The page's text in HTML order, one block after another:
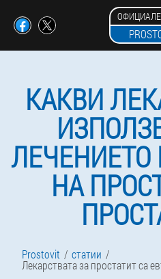
КАКВИ
НА
Prostovit статии
Лекарствата за простатит са